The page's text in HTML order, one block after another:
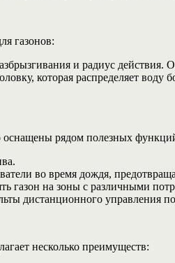
газонов:
и радиус
которая распределяет
оснащены рядом полезных
во время дождя,
газон на зоны с различными
дистанционного управления
несколько преимуществ: